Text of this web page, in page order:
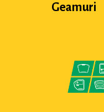
Geamuri